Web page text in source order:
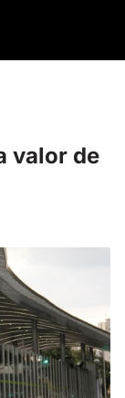
valor de